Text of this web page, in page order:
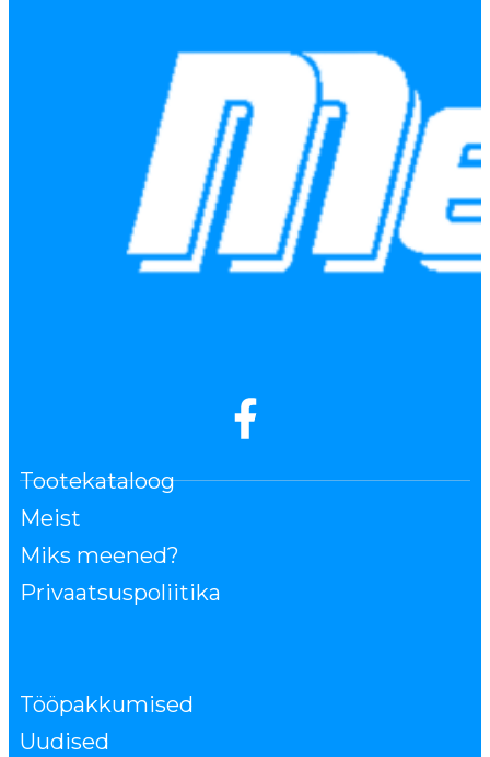
Tootekataloog
Meist
Miks meened?
Privaatsuspoliitika
Tööpakkumised
Uudised